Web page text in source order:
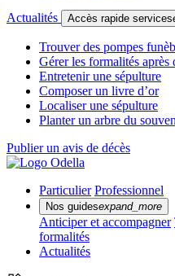
Actualités Accès rapide services
Trouver des pompes
Gérer les formalités après
Entretenir une sépulture
Composer un livre d’or
Localiser une sépulture
Planter un arbre du
Publier un avis de décès
Particulier Professionnel
Nos guidesexpand_more
Anticiper et accompagner
formalités
Actualités